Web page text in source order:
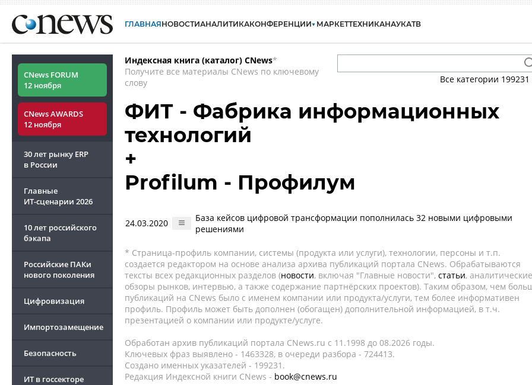
ГЛАВНАЯНОВОСТИАНАЛИТИКАКОНФЕРЕНЦИИ МАРКЕТТЕХНИКАНАУКАТВ
CNews FORUM
12 ноября
CNews AWARDS
12 ноября
30 лет рынку ERP
в России
Главные
ИТ-сценарии 2026
10 лет российского
бэкапа
Российские ПАКи
нового поколения
Цифровизация
Импортозамещение
Безопасность
ИТ в госсекторе
Индексная книга (каталог) CNews*
Получите все материалы CNews по ключевому
слову
Все категории 199231
ФИТ - Фабрика информационных
технологий
+
Profilum - Профилум
24.03.2020
База кейсов цифровой трансформации пополнилась 32 новыми цифровыми
решениями
* Страница-профиль компании, системы (продукта или услуги), технологии, персоны и т.п.
создается редактором на основе анализа архива публикаций портала CNews. Обрабатываются
тексты всех редакционных разделов (новости, включая "Главные новости", статьи, аналитические
обзоры рынков, интервью, а также содержание партнёрских проектов). Таким образом, чем
публикаций на CNews было с именем компании или продукта/услуги, тем более информативен
профиль. Профиль может быть дополнен (обогащен) дополнительной информацией, в т.ч.
презентацией о компании или продукте/услуге.
Обработан архив публикаций портала CNews.ru c 11.1998 до 08.2026 годы.
Ключевых фраз выявлено - 1463328, в очереди разбора - 724413.
Создано именных указателей - 199231.
Редакция Индексной книги CNews - book@cnews.ru